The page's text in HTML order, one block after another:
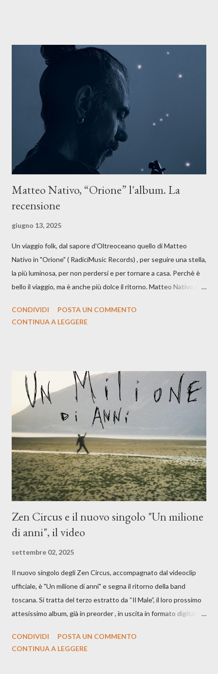
La canzone racconta la difficoltà di creare, e perfino di esistere,
sotto il peso della realtà. Ma lo fa cercando una via d’uscita, una
forma di assoluzione, nel vivere e nel suonare, nel trovare respiro
anche quando l’aria sembra farsi più densa. Il brano è anche una
dichiarazione d’intenti: Cico Messina apre il suo nuovo percorso
artistico con una composizi...
Matteo Nativo, “Orione” l'album. La
recensione
giugno 13, 2025
Un viaggio folk, dal sapore d'Oltreoceano quello di Matteo
Nativo in "Orione" ( RadiciMusic Records) , per seguire una stella,
la più luminosa, per non perdersi e per tornare a casa. Perchè è
bello il viaggio, ma è anche più dolce il ritorno. Matteo Nativo per
indubbiamente matura e consapevole oltre che con ottimi
Dicevamo. Ed è da qui che il nostro inizia questo concept
musicale, con " Che ora è" , raccontando la separazione dalla
moglie, del senso di sconfitta e del caldo afoso che opprime,
giusta condizione di sopraffazione: "Non so che ora è, che giorno
è, di questa estate che...". E' raro fare uscire come singolo una
cover, ma...
CONDIVIDI
POSTA UN COMMENTO
CONTINUA A LEGGERE
Zen Circus e il nuovo singolo "Un milione
di anni", il video
settembre 02, 2025
Il nuovo singolo degli Zen Circus, accompagnato dal videoclip
ufficiale, è "Un milione di anni" e segna il ritorno della band
toscana. Si tratta del terzo estratto da “Il Male”, il loro prossimo
attesissimo album, già in preorder , in uscita in formato digitale il
Records. GUARDA IL VIDEO: CREDITI Produced by A71
CONDIVIDI
POSTA UN COMMENTO
CONTINUA A LEGGERE